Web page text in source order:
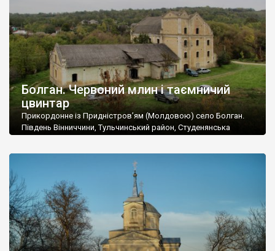
Болган. Червоний млин і таємничий
цвинтар
Прикордонне із Придністров’ям (Молдовою) село Болган.
Південь Вінниччини, Тульчинський район, Студенянська
старовинний цвинтар із кам’яними хрестами. Всі епітафії, які
збереглися, написані кирилицею, церковнослов’янською
мовою. За всіма традиційними ознаками – цвинтар
український. Хрести датуються 19 століттям. У 1924-1940
роках Болган […]